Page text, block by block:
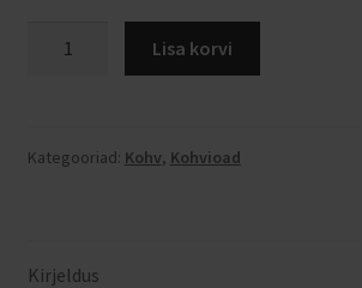
BAR
Lisa korvi
Kategooriad: Kohv, Kohvioad
Kirjeldus